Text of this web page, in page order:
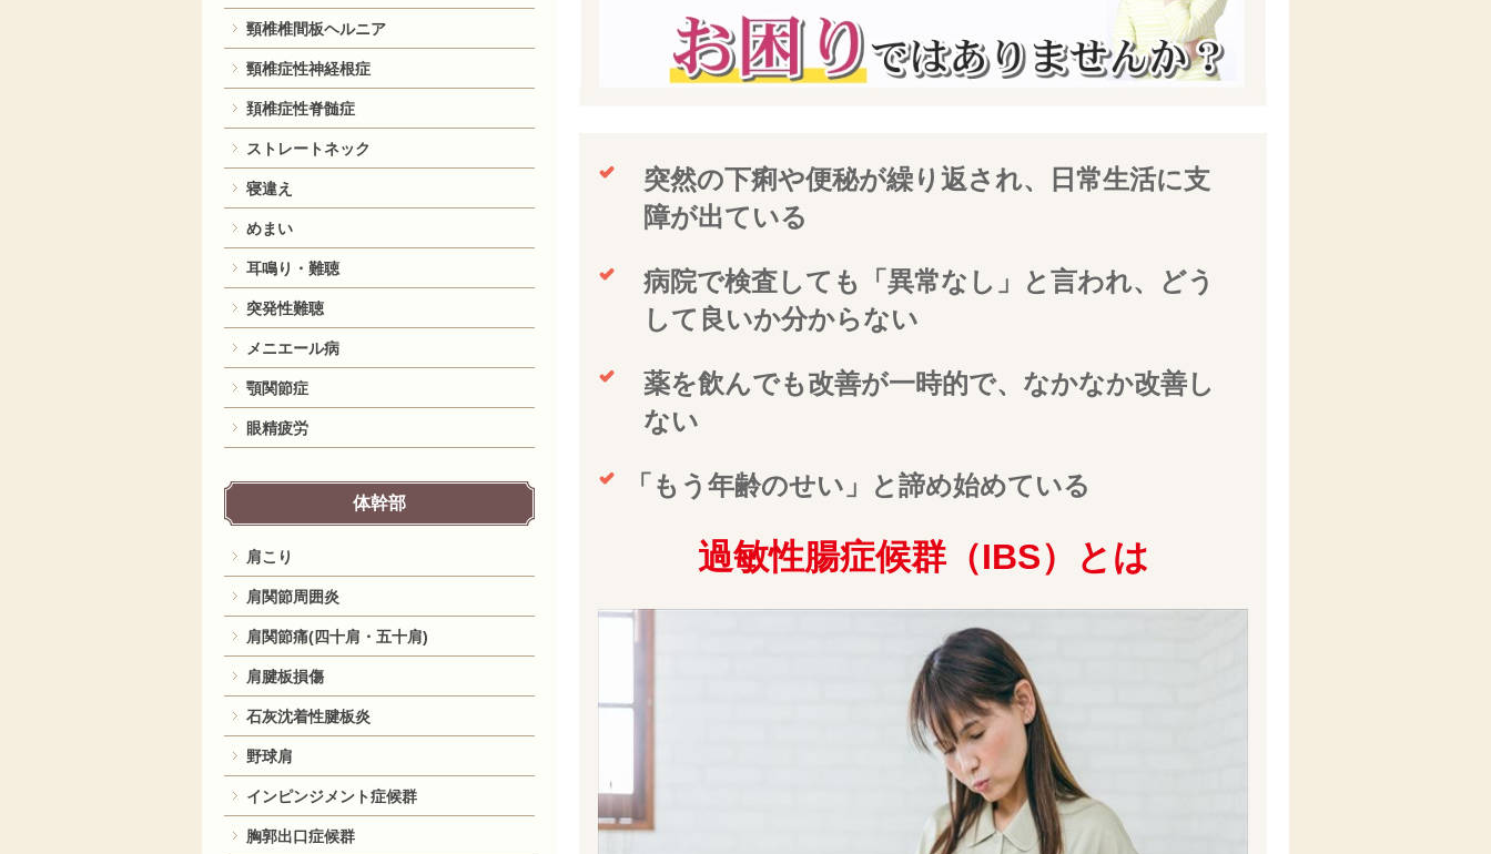
突然の下痢や便秘が繰り返され、日常生活に支
障が出ている
病院で検査しても「異常なし」と言われ、どう
して良いか分からない
薬を飲んでも改善が一時的で、なかなか改善し
ない
「もう年齢のせい」と諦め始めている
過敏性腸症候群（IBS）とは
頸椎椎間板ヘルニア
頸椎症性神経根症
頚椎症性脊髄症
ストレートネック
寝違え
めまい
耳鳴り・難聴
突発性難聴
メニエール病
顎関節症
眼精疲労
体幹部
肩こり
肩関節周囲炎
肩関節痛(四十肩・五十肩)
肩腱板損傷
石灰沈着性腱板炎
野球肩
インピンジメント症候群
胸郭出口症候群